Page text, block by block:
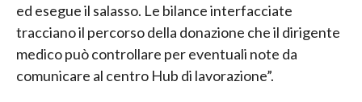
ed esegue il salasso. Le bilance interfacciate
tracciano il percorso della donazione che il dirigente
medico può controllare per eventuali note da
comunicare al centro Hub di lavorazione”.